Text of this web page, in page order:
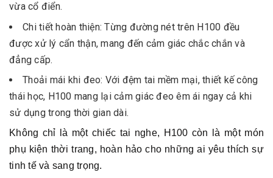
vừa cổ điển.
Chi tiết hoàn thiện: Từng đường nét trên H100 đều
được xử lý cẩn thận, mang đến cảm giác chắc chắn và
đẳng cấp.
Thoải mái khi đeo: Với đệm tai mềm mại, thiết kế công
thái học, H100 mang lại cảm giác đeo êm ái ngay cả khi
sử dụng trong thời gian dài.
Không chỉ là một chiếc tai nghe, H100 còn là một món
phụ kiện thời trang, hoàn hảo cho những ai yêu thích sự
tinh tế và sang trọng.